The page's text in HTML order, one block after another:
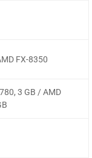
FX-8350
3 GB / AMD